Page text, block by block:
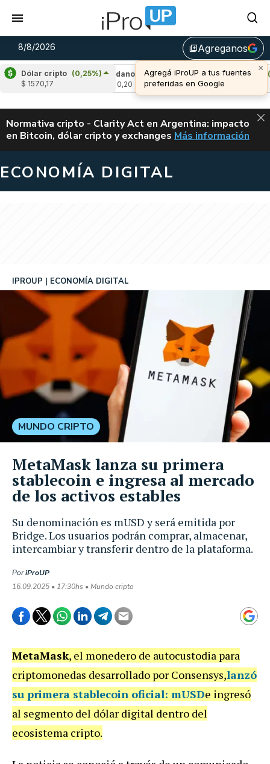
8/8/2026 library_addAgreganos
×
Agregá iProUP a tus fuentes
preferidas en Google
Dólar cripto (0,25%)
$ 1570,17
Cardano
(-0,44%)
u$s 0,20
Avalanche
u$s 6,52
ALERTA
Normativa cripto - Clarity Act en Argentina: impacto
en Bitcoin, dólar cripto y exchanges CLARITY ACT EN
Más información
ECONOMÍA DIGITAL
Su denominación es mUSD y será emitida por
Bridge. Los usuarios podrán comprar, almacenar,
intercambiar y transferir dentro de la plataforma.
IPROUP ECONOMÍA DIGITAL
PoriProUP
16.09.2025 • 17:30hs • Mundo cripto
MUNDO CRIPTO
MetaMask lanza su primera
stablecoin e ingresa al mercado
de los activos estables
MetaMask, el monedero de autocustodia para
criptomonedas desarrollado por Consensys,lanzó
su primera stablecoin oficial: mUSDe ingresó
al segmento del dólar digital dentro del
ecosistema cripto.